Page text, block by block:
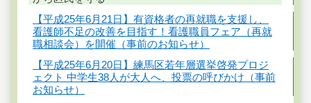
【平成25年6月21日】有資格者の再就職を支援し、
看護師不足の改善を目指す！看護職員フェア（再就
職相談会）を開催（事前のお知らせ）
【平成25年6月20日】練馬区若年層選挙啓発プロジ
ェクト 中学生38人が大人へ、投票の呼びかけ（事前
お知らせ）